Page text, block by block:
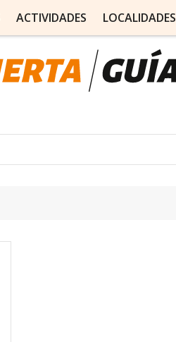
ACTIVIDADES LOCALIDADES